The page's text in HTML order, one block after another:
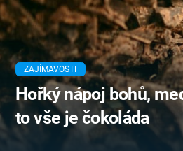
KRÁLOVSKÁ
RODINA
ZAJÍMAVOSTI
Hořký nápoj bohů,
to vše je čokoláda